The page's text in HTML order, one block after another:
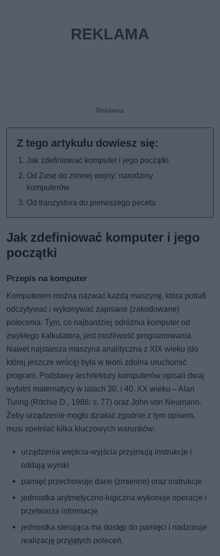
Jak zdefiniować komputer i jego początki
Od Zuse do zimnej wojny: narodziny
komputerów
Od tranzystora do pierwszego peceta
Jak zdefiniować komputer i jego
początki
Przepis na komputer
Komputerem można nazwać każdą maszynę, która potrafi
odczytywać i wykonywać zapisane (zakodowane)
polecenia. Tym, co najbardziej odróżnia komputer od
zwykłego kalkulatora, jest możliwość programowania.
Nawet najstarsza maszyna analityczna z XIX wieku (do
której jeszcze wrócę) była w teorii zdolna uruchomić
program. Podstawy architektury komputerów opisali dwaj
wybitni matematycy w latach 30. i 40. XX wieku – Alan
Turing (Ritchie D., 1986: s. 77) oraz John von Neumann.
Żeby urządzenie mogło działać zgodnie z tym opisem,
musi spełniać kilka kluczowych warunków:
urządzenia wejścia-wyjścia przyjmują instrukcje i
oddają wyniki
pamięć przechowuje dane (zmienne) oraz instrukcje
jednostka arytmetyczno-logiczna wykonuje operacje i
przetwarza informacje
jednostka sterująca ma dostęp do pamięci i nadzoruje
realizację przyjętych poleceń.